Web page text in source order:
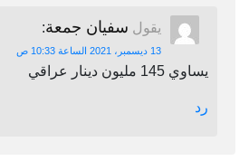
يقول سفيان جمعة:
13 ديسمبر، 2021 الساعة 10:33 ص
يساوي 145 مليون دينار عراقي
رد